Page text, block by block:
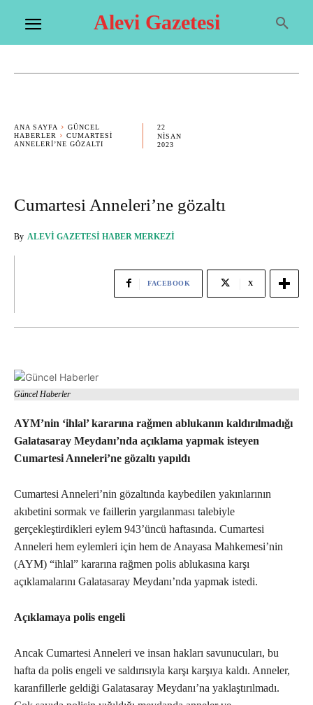
Alevi Gazetesi
ANA SAYFA
GÜNCEL
HABERLER
CUMARTESI
ANNELERI’NE GÖZALTI
22
NISAN
2023
Cumartesi Anneleri’ne gözaltı
By ALEVI GAZETESI HABER MERKEZI
FACEBOOK X
Güncel Haberler
AYM’nin ‘ihlal’ kararına rağmen ablukanın kaldırılmadığı
Galatasaray Meydanı’nda açıklama yapmak isteyen
Cumartesi Anneleri’ne gözaltı yapıldı
Cumartesi Anneleri’nin gözaltında kaybedilen yakınlarının
akıbetini sormak ve faillerin yargılanması talebiyle
gerçekleştirdikleri eylem 943’üncü haftasında. Cumartesi
Anneleri hem eylemleri için hem de Anayasa Mahkemesi’nin
(AYM) “ihlal” kararına rağmen polis ablukasına karşı
açıklamalarını Galatasaray Meydanı’nda yapmak istedi.
Açıklamaya polis engeli
Ancak Cumartesi Anneleri ve insan hakları savunucuları, bu
hafta da polis engeli ve saldırısıyla karşı karşıya kaldı. Anneler,
karanfillerle geldiği Galatasaray Meydanı’na yaklaştırılmadı.